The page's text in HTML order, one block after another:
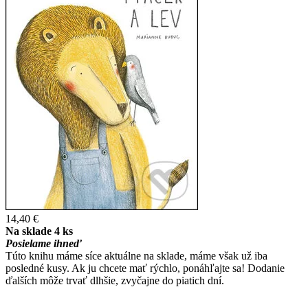
14,40 €
Na sklade 4 ks
Posielame ihneď
Túto knihu máme síce aktuálne na sklade, máme však už iba
posledné kusy. Ak ju chcete mať rýchlo, ponáhľajte sa! Dodanie
ďalších môže trvať dlhšie, zvyčajne do piatich dní.